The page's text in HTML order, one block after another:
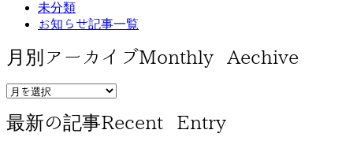
未分類
お知らせ記事一覧
月別アーカイブMonthly Aechive
最新の記事Recent Entry